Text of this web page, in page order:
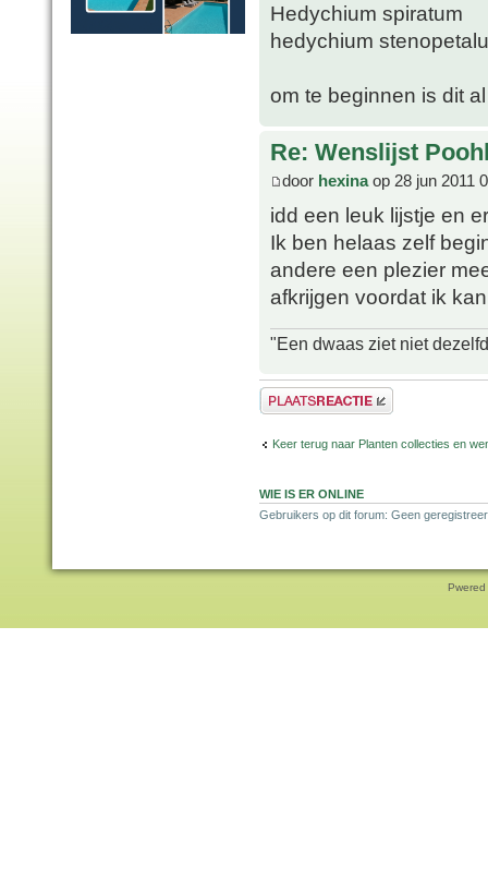
Hedychium spiratum
hedychium
om te beginnen is dit
Re: Wenslijst
door hexinaop 28 jun 2011
idd een leuk lijstje en
Ik ben helaas zelf
andere een plezier
afkrijgen voordat ik
"Een dwaas ziet niet
Plaats een reactie
Keer terug naar Planten collecties en
WIE IS ER ONLINE
Gebruikers op dit forum: Geen